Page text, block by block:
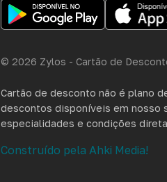
© 2026 Zylos - Cartão de
Cartão de desconto não é plano
descontos disponíveis em nosso
especialidades e condições
Construído pela Ahki Media!